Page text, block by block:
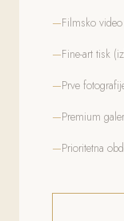
Filmsko
Fine-art tisk
Prve
Premium
Prioritetna